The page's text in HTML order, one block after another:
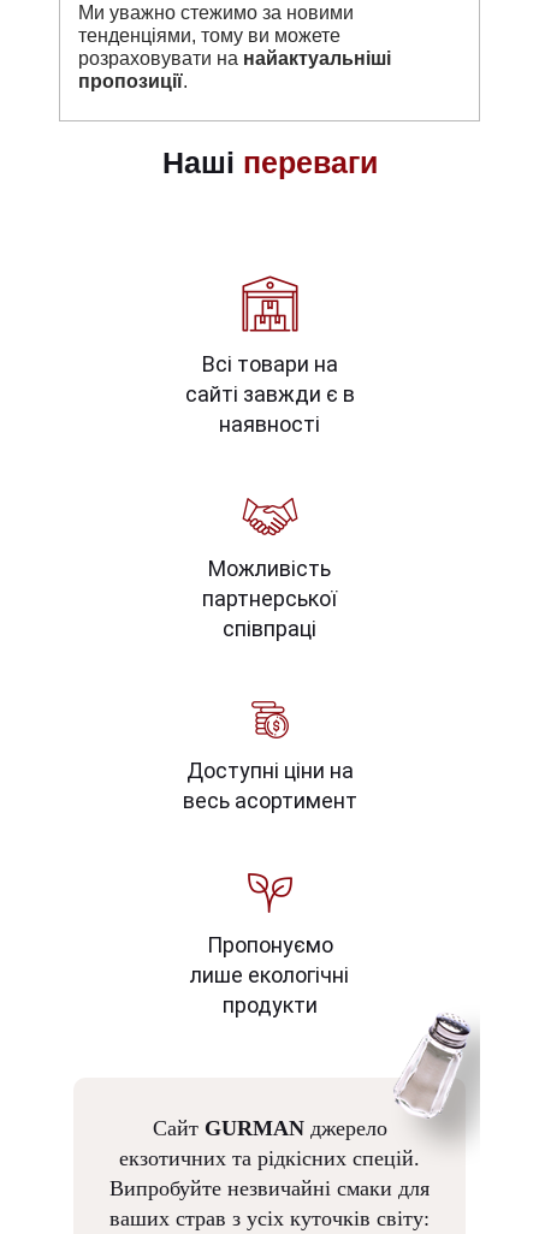
Ми уважно стежимо за новими
тенденціями, тому ви можете
розраховувати на найактуальніші
пропозиції.
Наші переваги
Всі товари на
сайті завжди є в
наявності
Можливість
партнерської
співпраці
Доступні ціни на
весь асортимент
Пропонуємо
лише екологічні
продукти
Сайт GURMANджерело
екзотичних та рідкісних спецій.
Випробуйте незвичайні смаки для
ваших страв з усіх куточків світу: